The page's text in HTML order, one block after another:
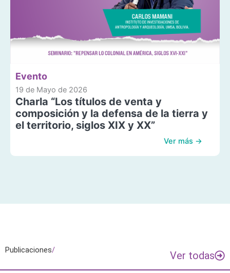
Evento
19 de Mayo de 2026
Charla “Los títulos de venta y
composición y la defensa de la tierra y
el territorio, siglos XIX y XX”
Ver más →
Publicaciones/ Ver todas